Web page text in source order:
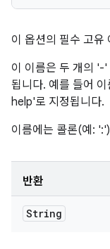
이 옵션의 필수 고유
이 이름은 두 개의 '-'
됩니다. 예를 들어
help'로 지정됩니다.
이름에는 콜론(예:
반환
String